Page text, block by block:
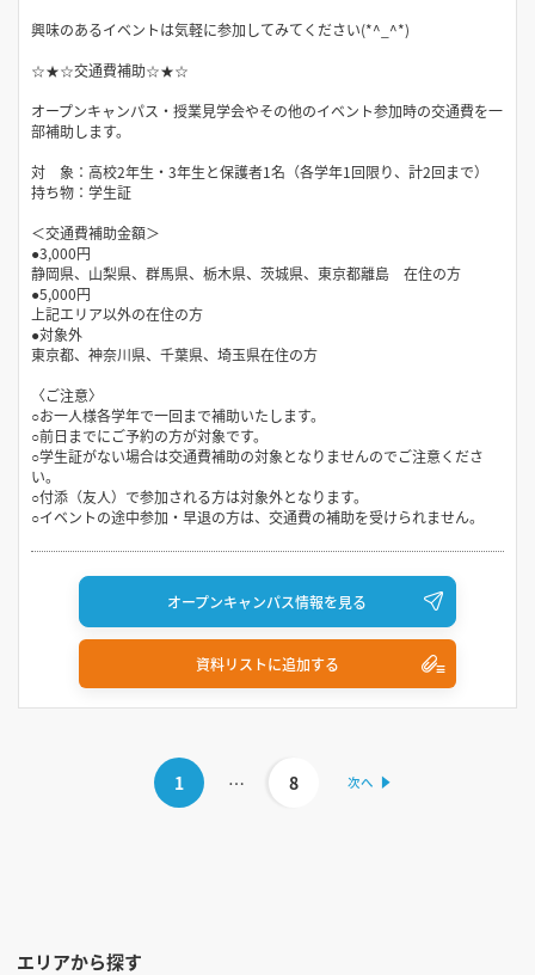
興味のあるイベントは気軽に参加してみてください(*^_^*)
☆★☆交通費補助☆★☆
オープンキャンパス・授業見学会やその他のイベント参加時の交通費を一
部補助します。
対 象：高校2年生・3年生と保護者1名（各学年1回限り、計2回まで）
持ち物：学生証
＜交通費補助金額＞
●3,000円
静岡県、山梨県、群馬県、栃木県、茨城県、東京都離島 在住の方
●5,000円
上記エリア以外の在住の方
●対象外
東京都、神奈川県、千葉県、埼玉県在住の方
〈ご注意〉
○お一人様各学年で一回まで補助いたします。
○前日までにご予約の方が対象です。
○学生証がない場合は交通費補助の対象となりませんのでご注意くださ
い。
○付添（友人）で参加される方は対象外となります。
○イベントの途中参加・早退の方は、交通費の補助を受けられません。
オープンキャンパス情報を見る
資料リストに追加する
1 … 8
エリアから探す